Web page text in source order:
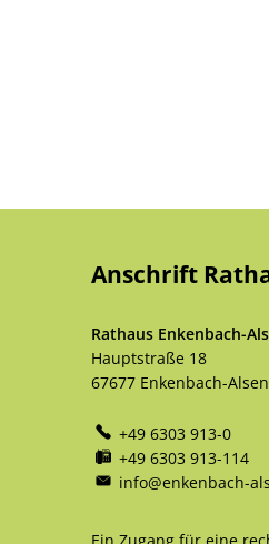
Anschrift
Rathaus Enkenbach-
Hauptstraße 18
67677 Enkenbach-
+49 6303 913-0
+49 6303 913-114
info@enkenbach-